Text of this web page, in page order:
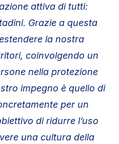
attiva di tutti:
Grazie a questa
la nostra
coinvolgendo un
nella protezione
impegno è quello di
per un
di ridurre l’uso
una cultura della